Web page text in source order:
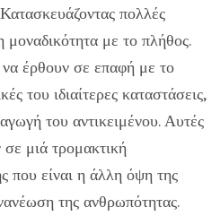
πολλές
μοναδικότητα με το πλήθος.
να έρθουν σε επαφή με το
του ιδιαίτερες καταστάσεις,
του αντικειμένου. Αυτές
σε μιά τρομακτική
που είναι η άλλη όψη της
της ανθρωπότητας.